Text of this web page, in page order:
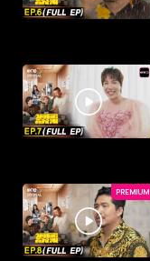
PREMIUM